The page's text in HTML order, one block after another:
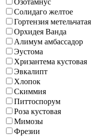
Солидаго желтое
Гортензия метельчатая
Орхидея Ванда
Алимум амбассадор
Эустома
Хризантема кустовая
Эвкалипт
Хлопок
Скиммия
Питтоспорум
Роза кустовая
Мимозы
Фрезии